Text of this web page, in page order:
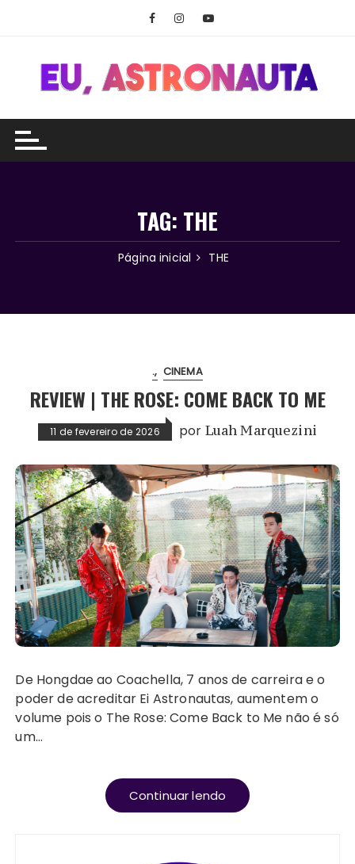
conteúdo
TAG: THE
Página inicial THE
. CINEMA
REVIEW | THE ROSE: COME BACK TO ME
11 de fevereiro de 2026 por Luah Marquezini
De Hongdae ao Coachella, 7 anos de carreira e o
poder de acreditar Ei Astronautas, aumentem o
volume pois o The Rose: Come Back to Me não é só
um…
Continuar lendo